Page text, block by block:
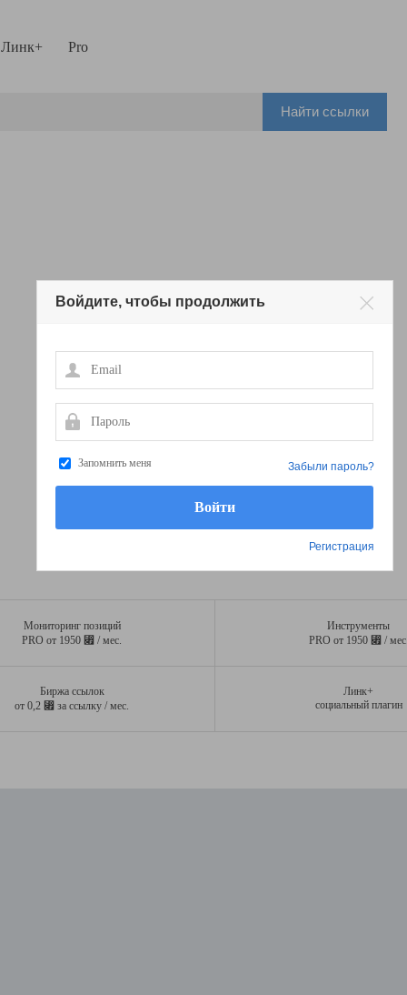
Линк+ Pro
Найти ссылки
Мониторинг позиций
PRO от 1950 ⃏ / мес.
Инструменты
PRO от 1950 ⃏ / мес.
Биржа ссылок
от 0,2 ⃏ за ссылку / мес.
Линк+
социальный плагин
Войдите, чтобы продолжить
Email
Пароль
Запомнить меня
Регистрация
Забыли пароль?